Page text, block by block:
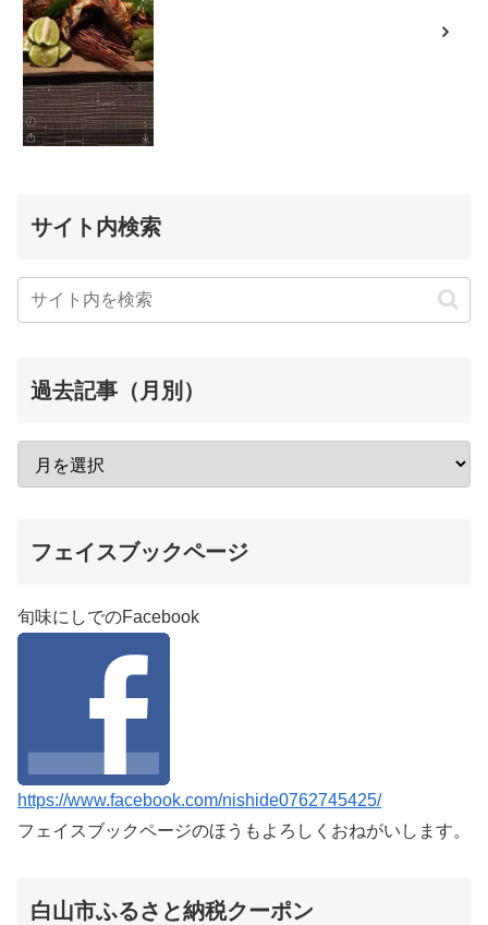
サイト内検索
過去記事（月別）
フェイスブックページ
旬味にしでのFacebook
https://www.facebook.com/nishide0762745425/
フェイスブックページのほうもよろしくおねがいします。
白山市ふるさと納税クーポン